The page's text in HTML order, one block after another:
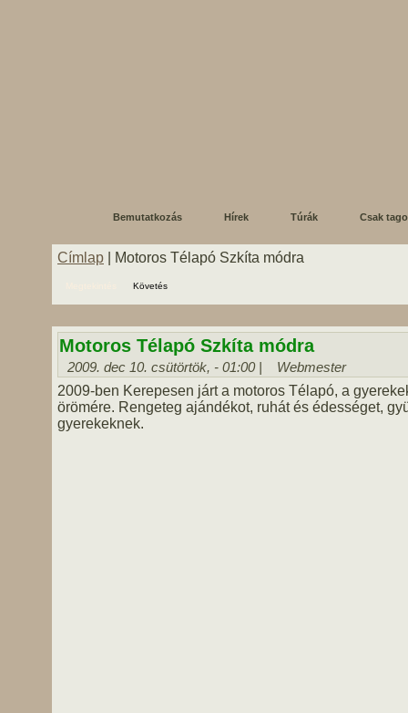
Bemutatkozás Hírek Túrák Csak
Címlap | Motoros Télapó Szkíta módra
Követés
Motoros Télapó Szkíta módra
2009. dec 10. csütörtök, - 01:00 | Webmester
2009-ben Kerepesen járt a motoros Télapó, a
örömére. Rengeteg ajándékot, ruhát és édességet,
gyerekeknek.